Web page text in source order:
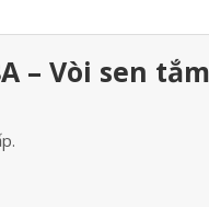
– Vòi sen tắm